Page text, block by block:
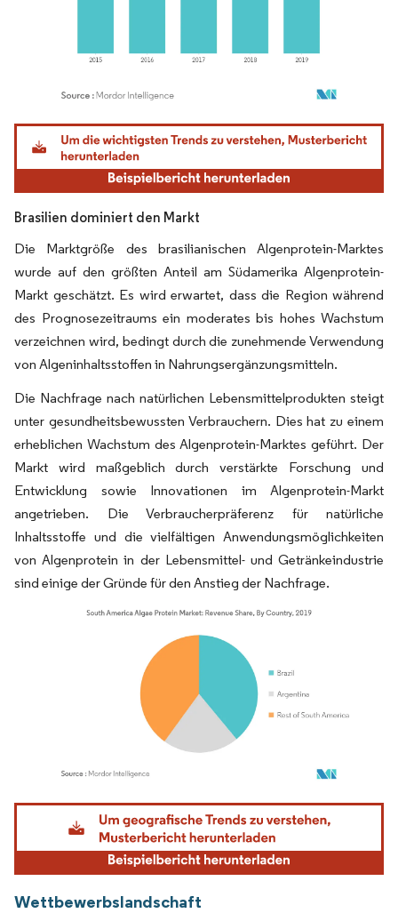
Bild © Mordor Intelligence. Wiederverwendung erfordert Namensnennung gemäß
Brasilien dominiert den Markt
Die Marktgröße des brasilianischen Algenprotein-Marktes
wurde auf den größten Anteil am Südamerika Algenprotein-
Markt geschätzt. Es wird erwartet, dass die Region während
des Prognosezeitraums ein moderates bis hohes Wachstum
verzeichnen wird, bedingt durch die zunehmende Verwendung
von Algeninhaltsstoffen in Nahrungsergänzungsmitteln.
Die Nachfrage nach natürlichen Lebensmittelprodukten steigt
unter gesundheitsbewussten Verbrauchern. Dies hat zu einem
erheblichen Wachstum des Algenprotein-Marktes geführt. Der
Markt wird maßgeblich durch verstärkte Forschung und
Entwicklung sowie Innovationen im Algenprotein-Markt
angetrieben. Die Verbraucherpräferenz für natürliche
Inhaltsstoffe und die vielfältigen Anwendungsmöglichkeiten
von Algenprotein in der Lebensmittel- und Getränkeindustrie
sind einige der Gründe für den Anstieg der Nachfrage.
Bild © Mordor Intelligence. Wiederverwendung erfordert Namensnennung gemäß
Wettbewerbslandschaft